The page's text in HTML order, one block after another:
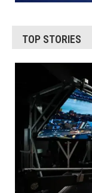
TOP STORIES